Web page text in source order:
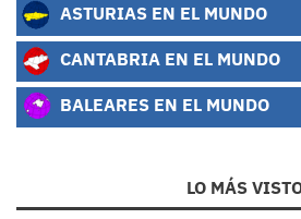
ASTURIAS EN EL MUNDO
CANTABRIA EN EL MUNDO
BALEARES EN EL MUNDO
LO MÁS